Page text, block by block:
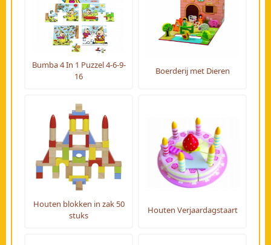
Bumba 4 In 1 Puzzel 4-6-9-
16
Boerderij met Dieren
Houten blokken in zak 50
stuks
Houten Verjaardagstaart